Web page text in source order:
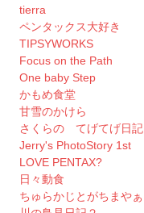
tierra
ペンタックス大好き
TIPSYWORKS
Focus on the Path
One baby Step
かもめ食堂
甘雪のかけら
さくらの てげてげ日記
Jerry's PhotoStory 1st
LOVE PENTAX?
日々動食
ちゅらかじとがちまやぁ